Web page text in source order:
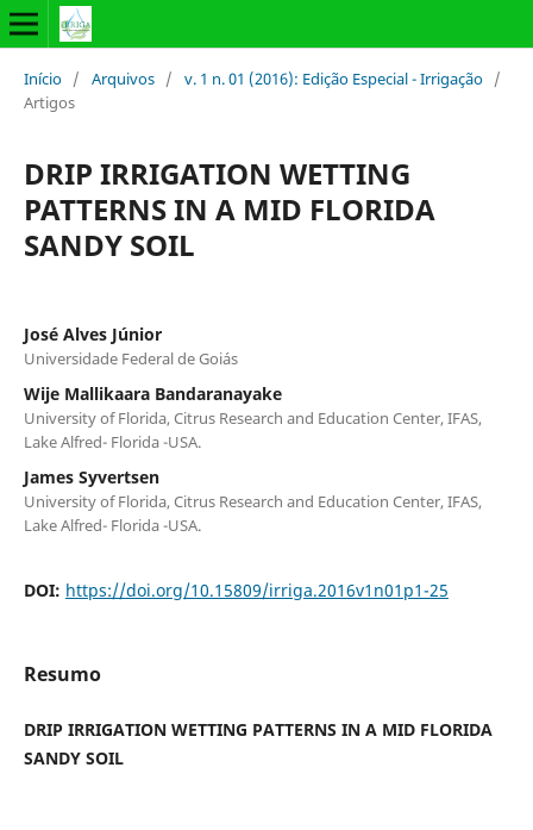
Início / Arquivos / v. 1 n. 01 (2016): Edição Especial - Irrigação /
Artigos
DRIP IRRIGATION WETTING
PATTERNS IN A MID FLORIDA
SANDY SOIL
José Alves Júnior
Universidade Federal de Goiás
Wije Mallikaara Bandaranayake
University of Florida, Citrus Research and Education Center, IFAS,
Lake Alfred- Florida -USA.
James Syvertsen
University of Florida, Citrus Research and Education Center, IFAS,
Lake Alfred- Florida -USA.
DOI: https://doi.org/10.15809/irriga.2016v1n01p1-25
Resumo
DRIP IRRIGATION WETTING PATTERNS IN A MID FLORIDA
SANDY SOIL